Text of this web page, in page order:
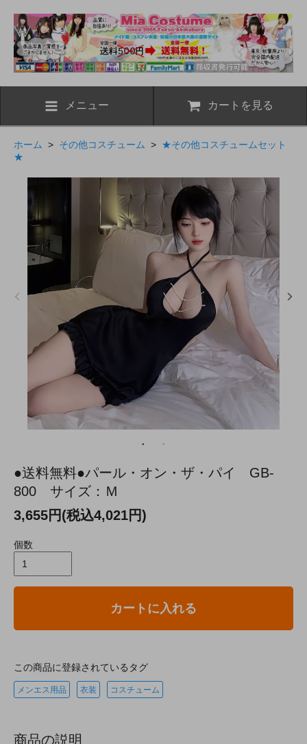
メニュー カートを見る
ホーム > その他コスチューム > ★その他コスチュームセット
★
●送料無料●パール・オン・ザ・パイ GB-
800 サイズ：Ｍ
3,655円(税込4,021円)
個数
カートに入れる
この商品に登録されているタグ
メンエス用品 衣装 コスチューム
商品の説明